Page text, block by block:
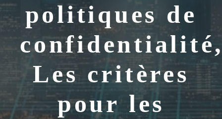
politiques de
Les critères
pour les